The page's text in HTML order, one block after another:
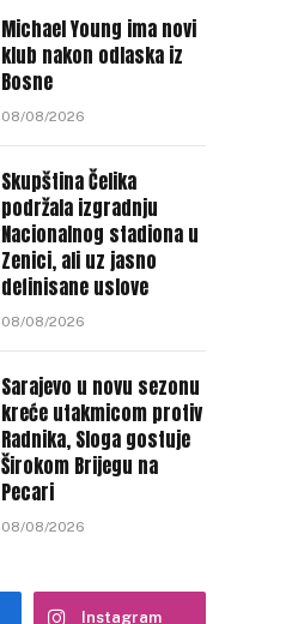
Michael Young ima novi
klub nakon odlaska iz
Bosne
08/08/2026
Skupština Čelika
podržala izgradnju
Nacionalnog stadiona u
Zenici, ali uz jasno
definisane uslove
08/08/2026
Sarajevo u novu sezonu
kreće utakmicom protiv
Radnika, Sloga gostuje
Širokom Brijegu na
Pecari
08/08/2026
Instagram